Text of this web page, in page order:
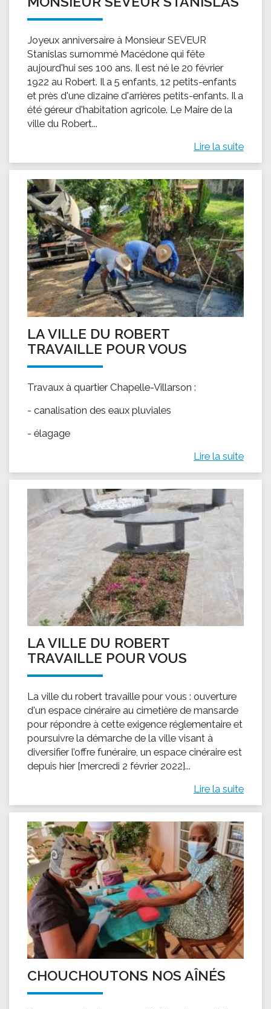
Joyeux anniversaire à Monsieur SEVEUR
Stanislas surnommé Macédone qui fête
aujourd'hui ses 100 ans. Il est né le 20 février
1922 au Robert. Il a 5 enfants, 12 petits-enfants
et près d'une dizaine d'arrières petits-enfants. Il a
été géreur d'habitation agricole. Le Maire de la
ville du Robert...
Lire la suite
LA VILLE DU ROBERT
TRAVAILLE POUR VOUS
Travaux à quartier Chapelle-Villarson :
- canalisation des eaux pluviales
- élagage
Lire la suite
LA VILLE DU ROBERT
TRAVAILLE POUR VOUS
La ville du robert travaille pour vous : ouverture
d'un espace cinéraire au cimetière de mansarde
pour répondre à cette exigence réglementaire et
poursuivre la démarche de la ville visant à
diversifier l’offre funéraire, un espace cinéraire est
depuis hier [mercredi 2 février 2022]...
Lire la suite
CHOUCHOUTONS NOS AÎNÉS